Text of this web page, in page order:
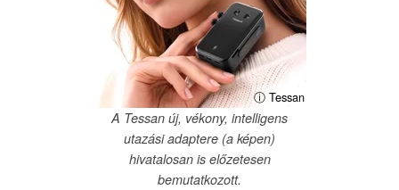
ⓘ Tessan
A Tessan új, vékony, intelligens
utazási adaptere (a képen)
hivatalosan is előzetesen
bemutatkozott.